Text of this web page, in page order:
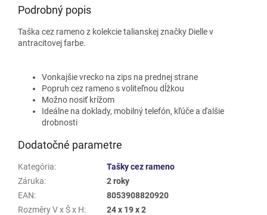
Podrobný popis
Taška cez rameno z kolekcie talianskej značky Dielle v
antracitovej farbe.
Vonkajšie vrecko na zips na prednej strane
Popruh cez rameno s voliteľnou dĺžkou
Možno nosiť krížom
Ideálne na doklady, mobilný telefón, kľúče a ďalšie
drobnosti
Dodatočné parametre
Kategória:
Tašky cez rameno
Záruka:
2 roky
EAN:
8053908820920
Rozměry V x Š x H:
24 x 19 x 2